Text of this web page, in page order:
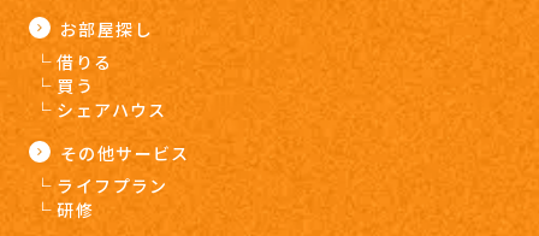
お部屋探し
借りる
買う
シェアハウス
その他サービス
ライフプラン
研修